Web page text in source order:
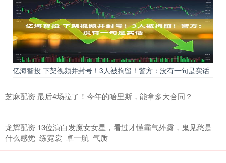
亿海智投 下架视频并封号！3人被拘留！警方：没有一句是实话
芝麻配资 最后4场拉了！今年的哈里斯，能拿多大合同？
龙辉配资 13位演白发魔女女星，看过才懂霸气外露，鬼见愁是
什么感觉_练霓裳_卓一航_气质